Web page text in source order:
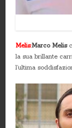
Melis:Marco Melis
la sua brillante
l’ultima